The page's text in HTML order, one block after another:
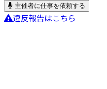
主催者に仕事を依頼する
違反報告はこちら